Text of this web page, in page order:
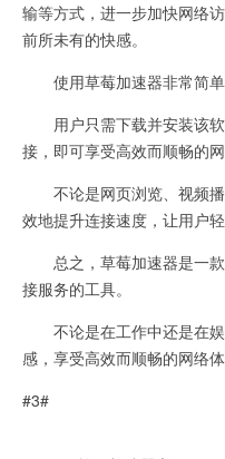
输等方式，进一步加快网络
前所未有的快感。
使用草莓加速器非常简单
用户只需下载并安装该软
接，即可享受高效而顺畅的网
不论是网页浏览、视频播
效地提升连接速度，让用户
总之，草莓加速器是一款
接服务的工具。
不论是在工作中还是在娱
感，享受高效而顺畅的网络体
#3#